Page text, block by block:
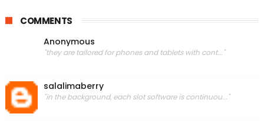
COMMENTS
Anonymous
"they are tailored for phones and tablets with cont..."
salalimaberry
"in the background, each slot software is continuou..."